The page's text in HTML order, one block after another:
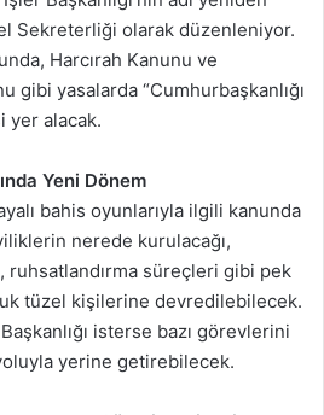
Sekreterliği olarak düzenleniyor.
Harcırah Kanunu ve
gibi yasalarda “Cumhurbaşkanlığı
yer alacak.
Yeni Dönem
bahis oyunlarıyla ilgili kanunda
nerede kurulacağı,
ruhsatlandırma süreçleri gibi pek
tüzel kişilerine devredilebilecek.
isterse bazı görevlerini
yerine getirebilecek.